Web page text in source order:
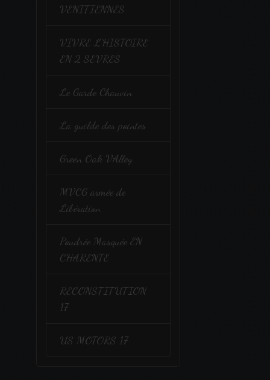
VENITIENNES
VIVRE L'HISTOIRE
EN 2 SEVRES
Le Garde Chauvin
La guilde des pointes
Green Oak VAlley
MVCG armée de
Libération
Poudrée Masquée EN
CHARENTE
RECONSTITUTION
17
US MOTORS 17